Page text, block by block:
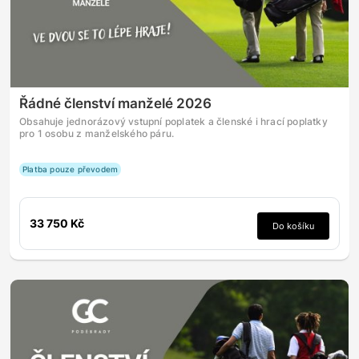
Řádné členství manželé 2026
Obsahuje jednorázový vstupní poplatek a členské i hrací poplatky
pro 1 osobu z manželského páru.
Platba pouze převodem
33 750 Kč Do košíku